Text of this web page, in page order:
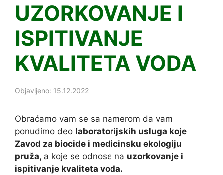
UZORKOVANJE I
ISPITIVANJE
KVALITETA VODA
Objavljeno: 15.12.2022
Obraćamo vam se sa namerom da vam
ponudimo deo laboratorijskih usluga koje
Zavod za biocide i medicinsku ekologiju
pruža, a koje se odnose na uzorkovanje i
ispitivanje kvaliteta voda.